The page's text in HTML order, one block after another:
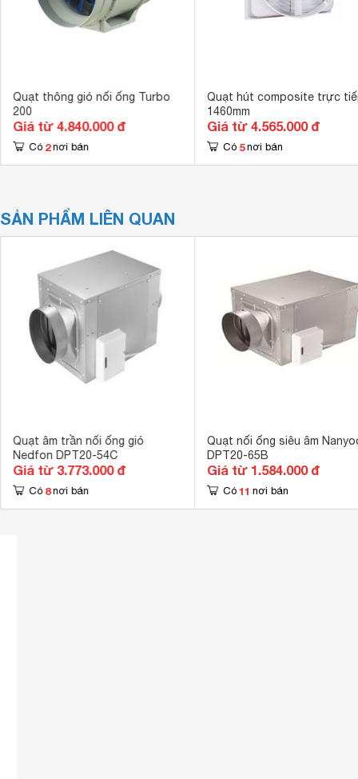
Quạt thông gió nối ống Turbo
200
Giá từ 4.840.000 đ
Có 2 nơi bán
Quạt hút composite trực
1460mm
Giá từ 4.565.000 đ
Có 5 nơi bán
SẢN PHẨM LIÊN QUAN
Quạt âm trần nối ống gió
Nedfon DPT20-54C
Giá từ 3.773.000 đ
Có 8 nơi bán
Quạt nối ống siêu âm
DPT20-65B
Giá từ 1.584.000 đ
Có 11 nơi bán